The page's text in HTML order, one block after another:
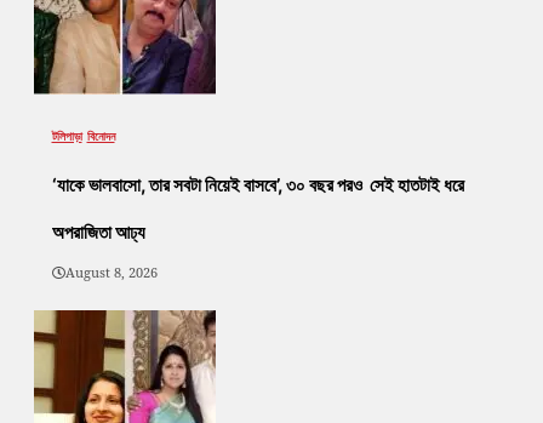
টলিপাড়া বিনোদন
‘যাকে ভালবাসো, তার সবটা নিয়েই বাসবে’, ৩০ বছর পরও সেই হাতটাই ধরে
অপরাজিতা আঢ্য
August 8, 2026